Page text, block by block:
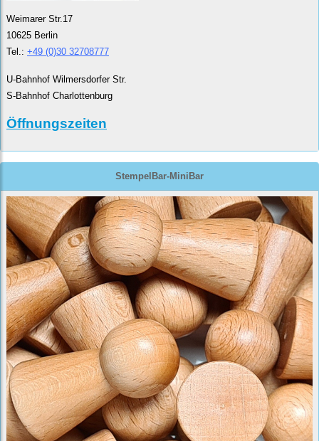
Weimarer Str.17
10625 Berlin
Tel.: +49 (0)30 32708777
U-Bahnhof Wilmersdorfer Str.
S-Bahnhof Charlottenburg
Öffnungszeiten
StempelBar-MiniBar